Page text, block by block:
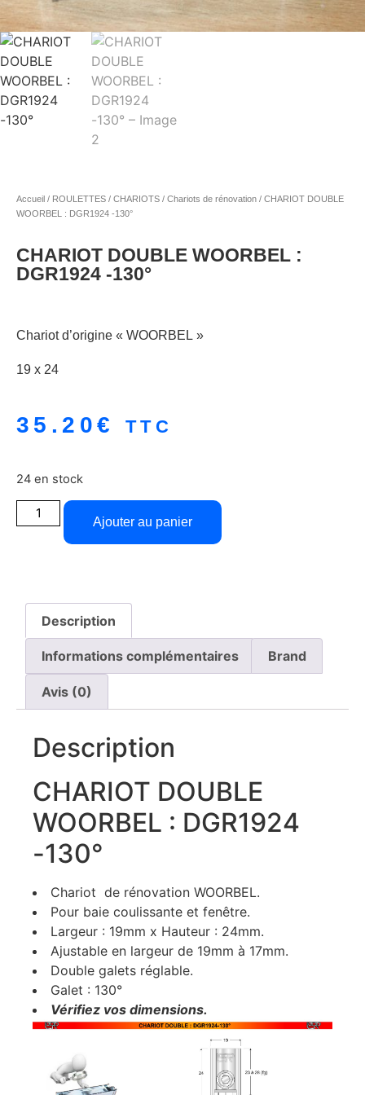
Accueil / ROULETTES / CHARIOTS / Chariots de rénovation / CHARIOT DOUBLE
WOORBEL : DGR1924 -130°
CHARIOT DOUBLE WOORBEL :
DGR1924 -130°
Chariot d’origine « WOORBEL »
19 x 24
35.20€ TTC
24 en stock
Ajouter au panier
Description
Informations complémentaires Brand
Avis (0)
Description
CHARIOT DOUBLE
WOORBEL : DGR1924
-130°
Chariot de rénovation WOORBEL.
Pour baie coulissante et fenêtre.
Largeur : 19mm x Hauteur : 24mm.
Ajustable en largeur de 19mm à 17mm.
Double galets réglable.
Galet : 130°
Vérifiez vos dimensions.